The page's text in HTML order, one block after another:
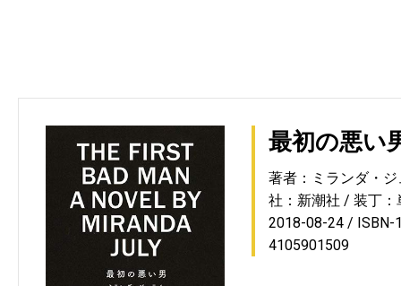
最初の悪い
著者：ミランダ・ジ
社：新潮社
装丁：
2018-08-24
ISBN-
4105901509